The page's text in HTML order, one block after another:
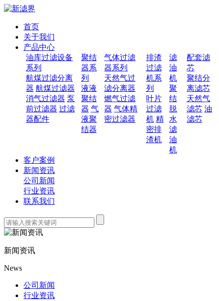
首页
关于我们
产品中心
油库过滤设备
系列
航煤过滤分离
器 航煤过滤器
消气过滤器 泵
前过滤器 过滤
器配件
聚结
器系
列
液液
聚结
器 气
液聚
结器
气体过滤
器系列
天然气过
滤分离器
燃气过滤
器 气体精
密过滤器
排渣
过滤
机系
列
叶片
过滤
机 精
密排
渣机
滤
油
机
聚
结
脱
水
滤
油
机
配套滤
芯
聚结分
离滤芯
天然气
滤芯 油
滤芯
客户案例
新闻资讯
公司新闻
行业资讯
联系我们
新闻资讯
News
公司新闻
行业资讯